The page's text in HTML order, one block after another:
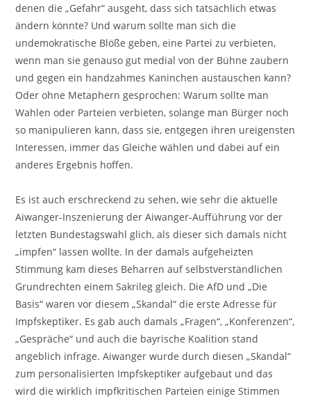
denen die „Gefahr“ ausgeht, dass sich tatsächlich etwas
ändern könnte? Und warum sollte man sich die
undemokratische Blöße geben, eine Partei zu verbieten,
wenn man sie genauso gut medial von der Bühne zaubern
und gegen ein handzahmes Kaninchen austauschen kann?
Oder ohne Metaphern gesprochen: Warum sollte man
Wahlen oder Parteien verbieten, solange man Bürger noch
so manipulieren kann, dass sie, entgegen ihren ureigensten
Interessen, immer das Gleiche wählen und dabei auf ein
anderes Ergebnis hoffen.
Es ist auch erschreckend zu sehen, wie sehr die aktuelle
Aiwanger-Inszenierung der Aiwanger-Aufführung vor der
letzten Bundestagswahl glich, als dieser sich damals nicht
„impfen“ lassen wollte. In der damals aufgeheizten
Stimmung kam dieses Beharren auf selbstverständlichen
Grundrechten einem Sakrileg gleich. Die AfD und „Die
Basis“ waren vor diesem „Skandal“ die erste Adresse für
Impfskeptiker. Es gab auch damals „Fragen“, „Konferenzen“,
„Gespräche“ und auch die bayrische Koalition stand
angeblich infrage. Aiwanger wurde durch diesen „Skandal“
zum personalisierten Impfskeptiker aufgebaut und das
wird die wirklich impfkritischen Parteien einige Stimmen